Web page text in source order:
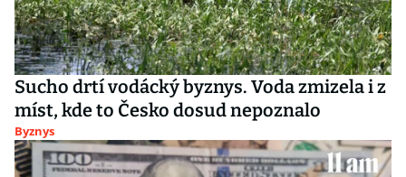
Sucho drtí vodácký byznys. Voda zmizela i z
míst, kde to Česko dosud nepoznalo
Byznys